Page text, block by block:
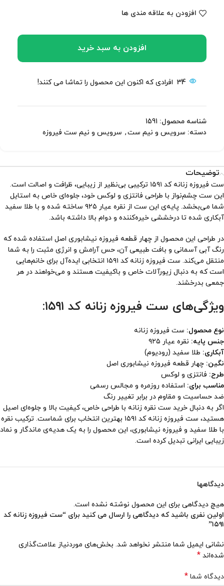
افزودن به علاقه مندی ها
افزودن به سبد خرید
34 افرادی که اکنون این محصول را تماشا می کنند!
شناسه محصول: 1591
دسته: سرویس و نیم ست, سرویس و نیم ست فیروزه
توضیحات
ست فیروزه زنانه کد ۱۵۹۱ ترکیبی بی‌نظیر از زیبایی، ظرافت و اصالت است.
این ست چشم‌نواز با طراحی فانتزی و لوکس خود، جلوه‌ای خاص به استایل
شما می‌بخشد. پایه‌ی این ست از نقره عیار ۹۲۵ ساخته شده و با طلا سفید
آبکاری شده تا درخششی خیره‌کننده و دوام بالا داشته باشد.
در طراحی این محصول از چهار قطعه فیروزه نیشابوری اصل استفاده شده که
رنگ آبی آسمانی و بافت طبیعی آن، حس آرامش و انرژی مثبت را به شما
منتقل می‌کند. ست فیروزه زنانه کد ۱۵۹۱ انتخابی ایده‌آل برای خانم‌هایی
است که به دنبال زیورآلات خاص و باکیفیت هستند و می‌خواهند در هر
جمعی بدرخشند.
ویژگی‌های ست فیروزه زنانه کد ۱۵۹۱:
نوع محصول: ست فیروزه زنانه
جنس پایه: نقره عیار ۹۲۵
آبکاری: طلا سفید (رودیوم)
نگین: چهار قطعه فیروزه نیشابوری اصل
طرح: فانتزی و لوکس
مناسب برای: استفاده روزمره و مجالس رسمی
ضد حساسیت و مقاوم در برابر تغییر رنگ
اگر به دنبال خرید ست نقره زنانه با طراحی خاص، کیفیت بالا و جلوه‌ای اصیل
هستید، ست فیروزه زنانه کد ۱۵۹۱ بهترین انتخاب برای شماست. ترکیب نقره
با طلا سفید و فیروزه نیشابوری، این محصول را به یک هدیه‌ی ماندگار و نماد
زیبایی ایرانی تبدیل کرده است.
دیدگاهها
هیچ دیدگاهی برای این محصول نوشته نشده است.
اولین نفری باشید که دیدگاهی را ارسال می کنید برای “ست فیروزه زنانه کد
۱۵۹۱”
نشانی ایمیل شما منتشر نخواهد شد. بخش‌های موردنیاز علامت‌گذاری
شده‌اند *
دیدگاه شما *